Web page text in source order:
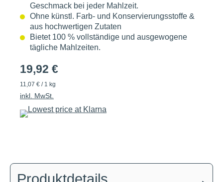
Geschmack bei jeder Mahlzeit.
Ohne künstl. Farb- und Konservierungsstoffe &
aus hochwertigen Zutaten
Bietet 100 % vollständige und ausgewogene
tägliche Mahlzeiten.
19,92 €
11,07 € / 1 kg
inkl. MwSt.